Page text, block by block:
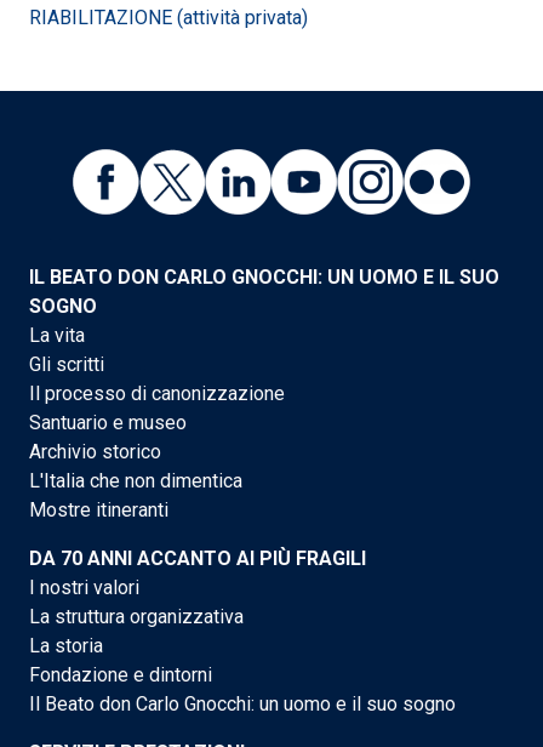
RIABILITAZIONE (attività privata)
IL BEATO DON CARLO GNOCCHI: UN UOMO E IL SUO
SOGNO
La vita
Gli scritti
Il processo di canonizzazione
Santuario e museo
Archivio storico
L'Italia che non dimentica
Mostre itineranti
DA 70 ANNI ACCANTO AI PIÙ FRAGILI
I nostri valori
La struttura organizzativa
La storia
Fondazione e dintorni
Il Beato don Carlo Gnocchi: un uomo e il suo sogno